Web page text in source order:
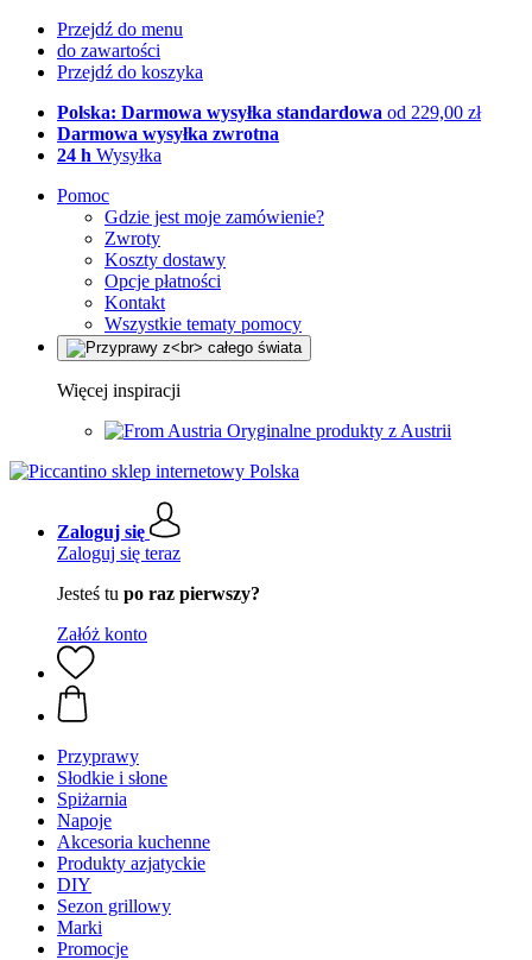
Przejdź do menu
do zawartości
Przejdź do koszyka
Polska: Darmowa wysyłka standardowa od 229,00 zł
Darmowa wysyłka zwrotna
24 h Wysyłka
Pomoc
Gdzie jest moje zamówienie?
Zwroty
Koszty dostawy
Opcje płatności
Kontakt
Wszystkie tematy pomocy
Więcej inspiracji
Oryginalne produkty z Austrii
Zaloguj się
Zaloguj się teraz
Jesteś tu po raz pierwszy?
Załóż konto
Przyprawy
Słodkie i słone
Spiżarnia
Napoje
Akcesoria kuchenne
Produkty azjatyckie
DIY
Sezon grillowy
Marki
Promocje